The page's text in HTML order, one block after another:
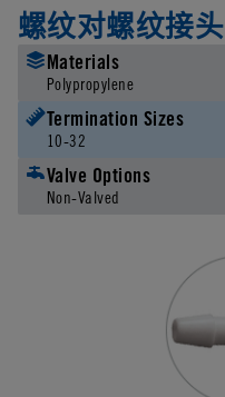
螺纹对螺纹接头
Materials
Polypropylene
Termination Sizes
10-32
Valve Options
Non-Valved